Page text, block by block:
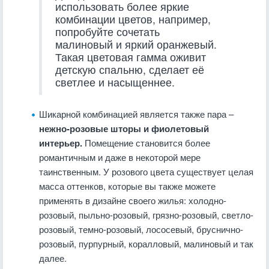
использовать более яркие
комбинации цветов, например,
попробуйте сочетать
малиновый и яркий оранжевый.
Такая цветовая гамма оживит
детскую спальню, сделает её
светлее и насыщеннее.
Шикарной комбинацией является также пара –
нежно-розовые шторы и фиолетовый
интерьер. Помещение становится более
романтичным и даже в некоторой мере
таинственным. У розового цвета существует целая
масса оттенков, которые вы также можете
применять в дизайне своего жилья: холодно-
розовый, пыльно-розовый, грязно-розовый, светло-
розовый, темно-розовый, лососевый, бруснично-
розовый, пурпурный, коралловый, малиновый и так
далее.